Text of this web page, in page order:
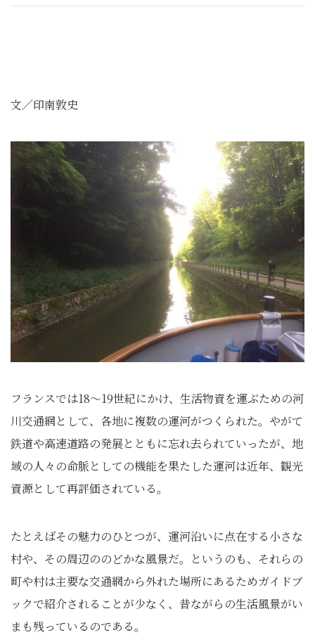
文／印南敦史
フランスでは18〜19世紀にかけ、生活物資を運ぶための河
川交通網として、各地に複数の運河がつくられた。やがて
鉄道や高速道路の発展とともに忘れ去られていったが、地
域の人々の命脈としての機能を果たした運河は近年、観光
資源として再評価されている。
たとえばその魅力のひとつが、運河沿いに点在する小さな
村や、その周辺ののどかな風景だ。というのも、それらの
町や村は主要な交通網から外れた場所にあるためガイドブ
ックで紹介されることが少なく、昔ながらの生活風景がい
まも残っているのである。